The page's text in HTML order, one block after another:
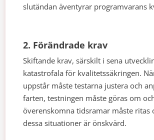
slutändan äventyrar programvarans
2. Förändrade krav
Skiftande krav, särskilt i sena
katastrofala för kvalitetssäkringen.
uppstår måste testarna justera och
farten, testningen måste göras om
överenskomna tidsramar måste ritas
dessa situationer är önskvärd.